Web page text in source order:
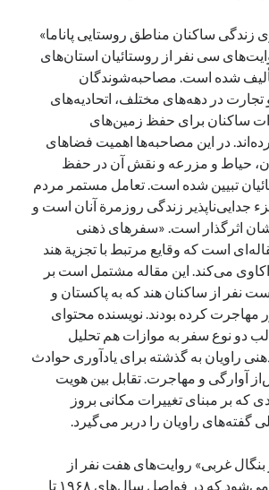
زندگی ساکنان مناطق روستایی پاناما»
سی نفر از روستائیان استان‌های
شده است. مصاحبه‌شوندگان
تجارت در دهه‌های مختلف، اتحادیه‌های
ساکنان برای حفظ زمین‌های
در این مصاحبه‌ها اهمیت فضاهای
حیاط و مزرعه و نقش آن در حفظ
تبیین شده است. تعامل مستمر مردم
جدایی‌ناپذیر زندگی روزمرة آنان است و
اثرگذار است. «سفرهای ذهنی
است که وقایع مرتبط با تجزیة هند
۱۹۴۷ را واکاوی می‌کند. این مقاله مشتمل است بر
نفر از ساکنان هند که به پاکستان و
مهاجرت کرده بودند. نویسنده محتوای
دو نوع سفر به موازات هم تحلیل
راویان به گذشته برای یادآوری حوادث
آوارگی و مهاجرت. تقابل بین هویت
که بر مبنای تغییرات مکانی بروز
گفته‌های راویان را دربر می‌گیرد.
بنگال غربی» روایت‌های هفت نفر از
دهقانانی را شامل می‌شود که در فواصل سال‌های ۱۹۶۸ تا